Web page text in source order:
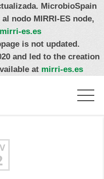
MicrobioSpain
nodo MIRRI-ES node,
mirri-es.es
is not updated.
and led to the creation
at mirri-es.es